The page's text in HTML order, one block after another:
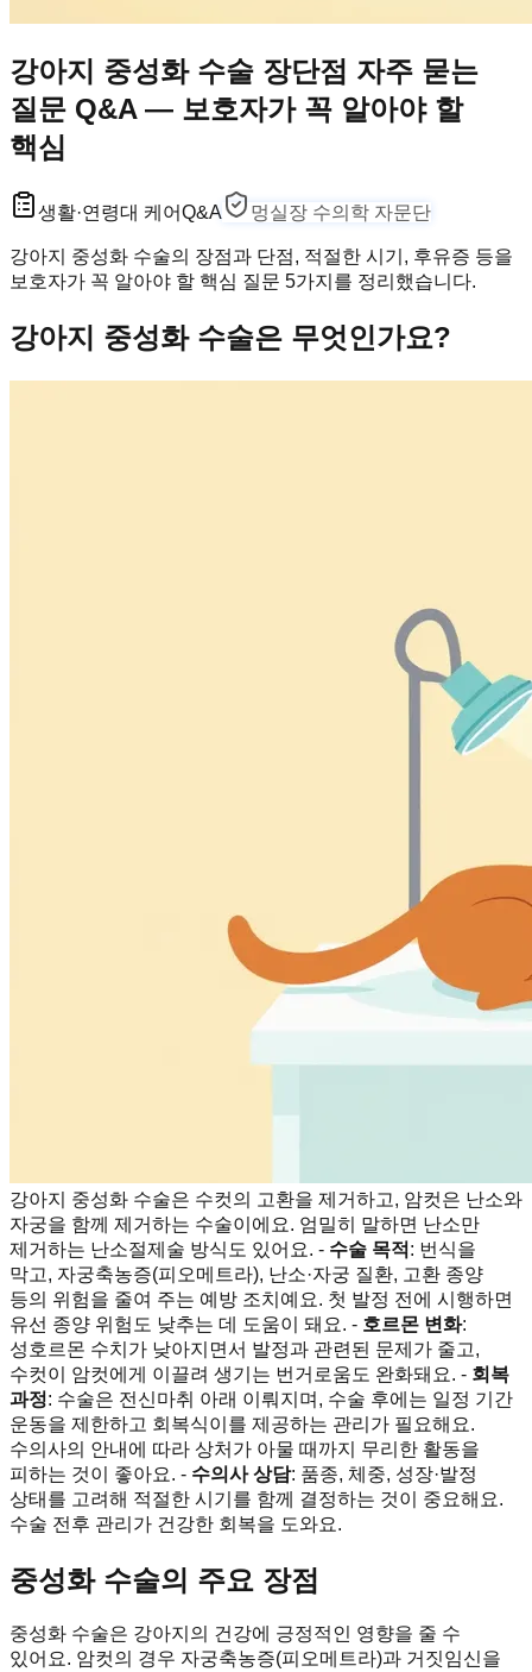
강아지 중성화 수술 장단점 자주 묻는
질문 Q&A — 보호자가 꼭 알아야 할
핵심
생활·연령대 케어Q&A 멍실장 수의학 자문단
강아지 중성화 수술의 장점과 단점, 적절한 시기, 후유증 등을
보호자가 꼭 알아야 할 핵심 질문 5가지를 정리했습니다.
강아지 중성화 수술은 무엇인가요?
강아지 중성화 수술은 수컷의 고환을 제거하고, 암컷은 난소와
자궁을 함께 제거하는 수술이에요. 엄밀히 말하면 난소만
제거하는 난소절제술 방식도 있어요. - 수술 목적 : 번식을
막고, 자궁축농증(피오메트라), 난소·자궁 질환, 고환 종양
등의 위험을 줄여 주는 예방 조치예요. 첫 발정 전에 시행하면
유선 종양 위험도 낮추는 데 도움이 돼요. - 호르몬 변화:
성호르몬 수치가 낮아지면서 발정과 관련된 문제가 줄고,
수컷이 암컷에게 이끌려 생기는 번거로움도 완화돼요. - 회복
과정: 수술은 전신마취 아래 이뤄지며, 수술 후에는 일정 기간
운동을 제한하고 회복식이를 제공하는 관리가 필요해요.
수의사의 안내에 따라 상처가 아물 때까지 무리한 활동을
피하는 것이 좋아요. - 수의사 상담: 품종, 체중, 성장·발정
상태를 고려해 적절한 시기를 함께 결정하는 것이 중요해요.
수술 전후 관리가 건강한 회복을 도와요.
중성화 수술의 주요 장점
중성화 수술은 강아지의 건강에 긍정적인 영향을 줄 수
있어요. 암컷의 경우 자궁축농증(피오메트라)과 거짓임신을